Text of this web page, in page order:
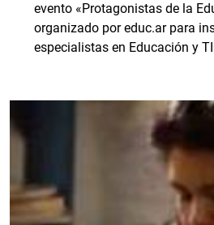
evento «Protagonistas de la
organizado por educ.ar para
especialistas en Educación y